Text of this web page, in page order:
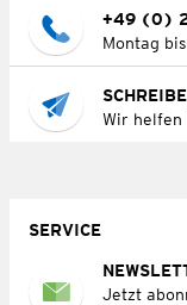
+49 (0)
Montag
Wir helfen
SERVICE
Jetzt